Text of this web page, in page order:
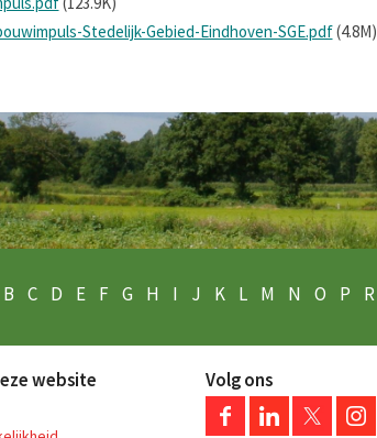
Stedelijk-Gebied-Eindhoven-SGE.pdf(4.8M)
B C D E F G H I J K L M N O P R
website Volg ons